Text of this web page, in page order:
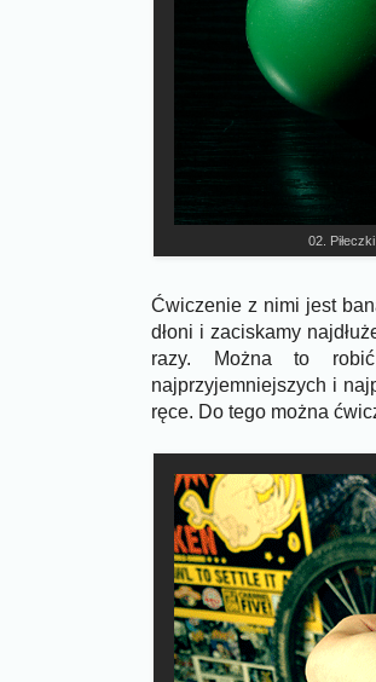
02.
Ćwiczenie z nimi jest
dłoni i zaciskamy
razy. Można to
najprzyjemniejszych i
ręce. Do tego można